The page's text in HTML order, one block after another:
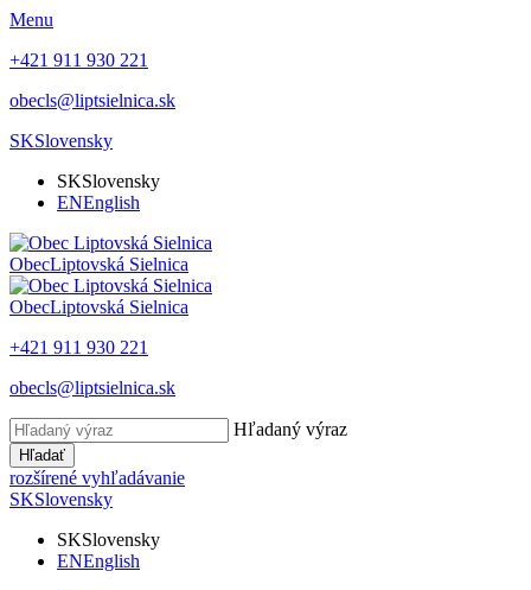
Menu
+421 911 930 221
obecls@liptsielnica.sk
SKSlovensky
SKSlovensky
ENEnglish
ObecLiptovská Sielnica
ObecLiptovská Sielnica
+421 911 930 221
obecls@liptsielnica.sk
Hľadaný výraz
Hľadať
rozšírené vyhľadávanie
SKSlovensky
SKSlovensky
ENEnglish